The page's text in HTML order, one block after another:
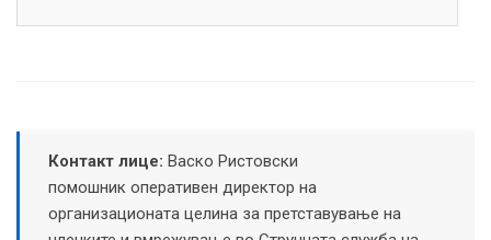
Контакт лице: Васко Ристовски
помошник оперативен директор на
организационата целина за претставување на